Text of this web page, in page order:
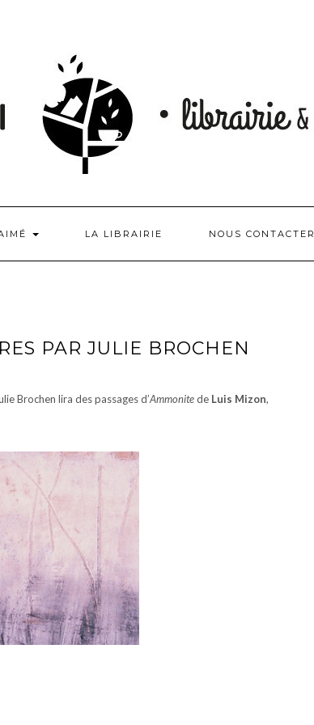
LA LIBRAIRIE NOUS CONTACTER
PAR JULIE BROCHEN
Brochen lira des passages d’Ammonitede Luis Mizon,